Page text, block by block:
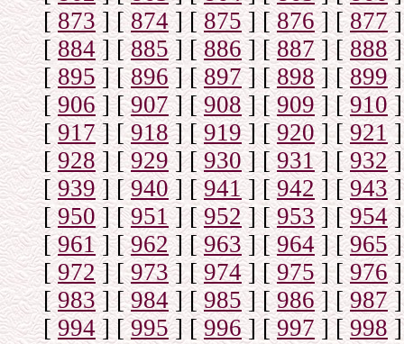
[873] [874] [875] [876] [877]
[884] [885] [886] [887] [888]
[895] [896] [897] [898] [899]
[906] [907] [908] [909] [910]
[917] [918] [919] [920] [921]
[928] [929] [ 930] [931] [932]
[939] [940] [941] [942] [943]
[950] [951] [952] [953] [954]
[961] [962] [963] [964] [965]
[972] [973] [974] [975] [976]
[983] [984] [985] [986] [987]
[994] [995] [996] [997] [998]